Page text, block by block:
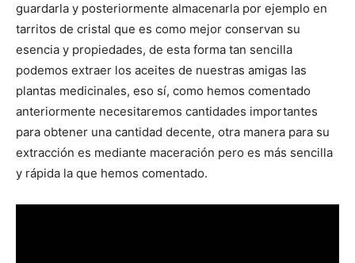
guardarla y posteriormente almacenarla por ejemplo en
tarritos de cristal que es como mejor conservan su
esencia y propiedades, de esta forma tan sencilla
podemos extraer los aceites de nuestras amigas las
plantas medicinales, eso sí, como hemos comentado
anteriormente necesitaremos cantidades importantes
para obtener una cantidad decente, otra manera para su
extracción es mediante maceración pero es más sencilla
y rápida la que hemos comentado.